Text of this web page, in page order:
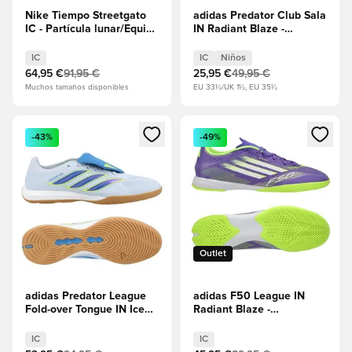
Nike Tiempo Streetgato
IC - Partícula lunar/Equipo
IC
64,95 €91,95 €
Muchos tamaños disponibles
adidas Predator Club Sala
IN Radiant Blaze -
Black/Lucid Lemon Niños
IC Niños
25,95 €49,95 €
EU 33½/UK 1½, EU 35½
Abre un modal para iniciar sesión o registrarse como
-43%
adidas Predator League
Fold-over Tongue IN Ice
Sky/Ray Blue/Amarillo
solar
IC
Abre un modal para iniciar
Outlet
-49%
adidas F50 League IN
Radiant Blaze -
blanco/Lucid Lemon
IC